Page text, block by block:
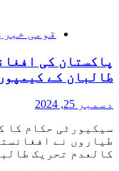
قومی
پاکستان کی
طالبان کے
دسمبر 25, 2024
سیکیورٹی حکام کا
طیاروں نے
کالعدم تحریک